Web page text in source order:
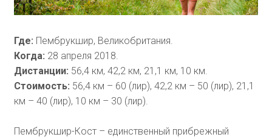
Где: Пембрукшир, Великобритания.
Когда: 28 апреля 2018.
Дистанции: 56,4 км, 42,2 км, 21,1 км, 10 км.
Стоимость: 56,4 км – 60 (лир), 42,2 км – 50 (лир), 21,1
км – 40 (лир), 10 км – 30 (лир).
Пембрукшир-Кост – единственный прибрежный